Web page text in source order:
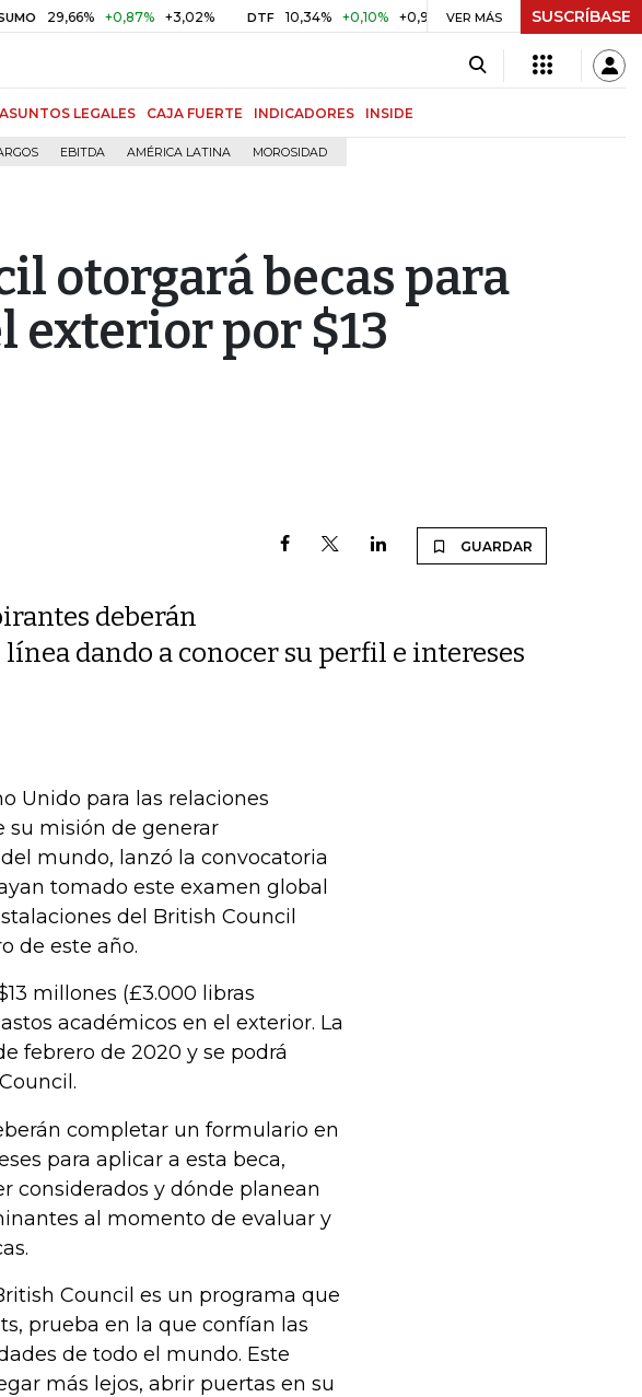
29,66% +0,87% +3,02% DTF 10,34% +0,10% +0,98% UVR $ 416,86 +$ 0,05 +0,01%
VER MÁS SUSCRÍBASE
ASUNTOS LEGALES CAJA FUERTE INDICADORES INSIDE
EBITDA AMÉRICA LATINA MOROSIDAD
otorgará becas para
exterior por $13
GUARDAR
deberán
dando a conocer su perfil e intereses
Unido para las relaciones
su misión de generar
mundo, lanzó la convocatoria
tomado este examen global
del British Council
de este año.
millones (£3.000 libras
académicos en el exterior. La
febrero de 2020 y se podrá
completar un formulario en
para aplicar a esta beca,
considerados y dónde planean
al momento de evaluar y
Council es un programa que
prueba en la que confían las
de todo el mundo. Este
más lejos, abrir puertas en su